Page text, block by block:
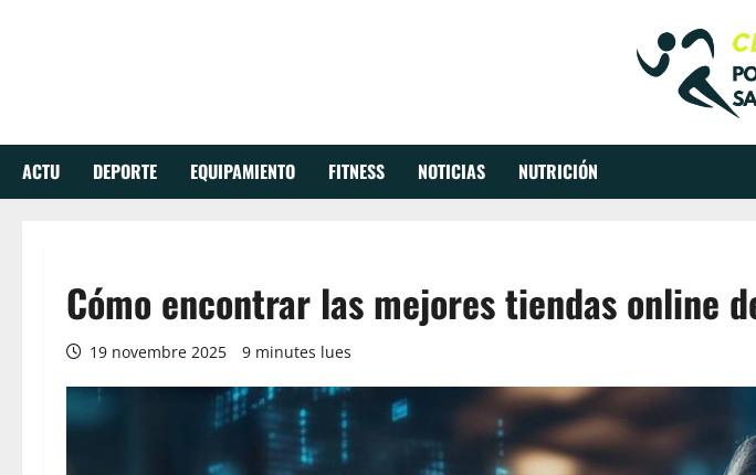
ACTU DEPORTE EQUIPAMIENTO FITNESS NOTICIAS NUTRICIÓN
Cómo encontrar las mejores tiendas online
19 novembre 2025 9 minutes lues